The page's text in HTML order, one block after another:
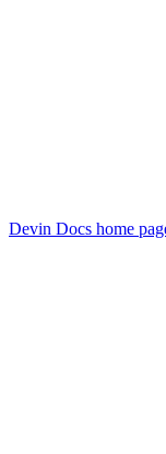
Devin Docs home